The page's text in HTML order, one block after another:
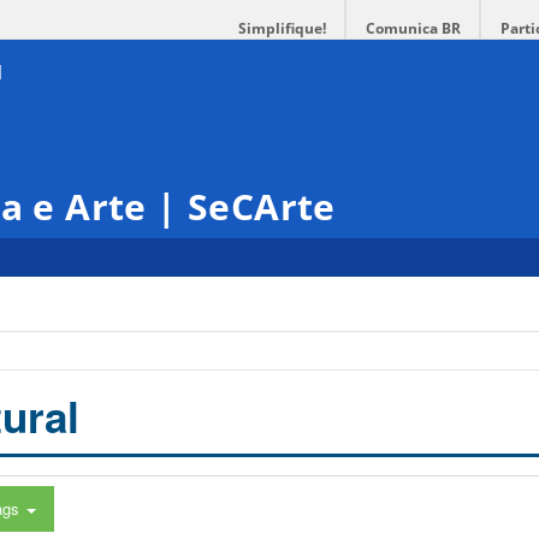
Simplifique! Comunica BR
e Arte | SeCArte